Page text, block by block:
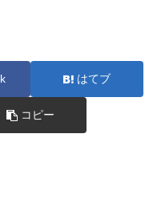
はてブ
コピー